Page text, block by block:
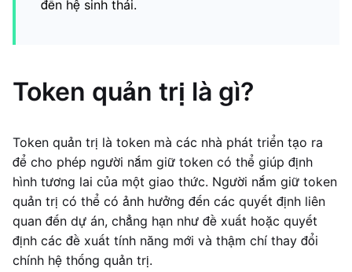
đến hệ sinh thái.
Token quản trị là gì?
Token quản trị là token mà các nhà phát triển tạo ra
để cho phép người nắm giữ token có thể giúp định
hình tương lai của một giao thức. Người nắm giữ token
quản trị có thể có ảnh hưởng đến các quyết định liên
quan đến dự án, chẳng hạn như đề xuất hoặc quyết
định các đề xuất tính năng mới và thậm chí thay đổi
chính hệ thống quản trị.